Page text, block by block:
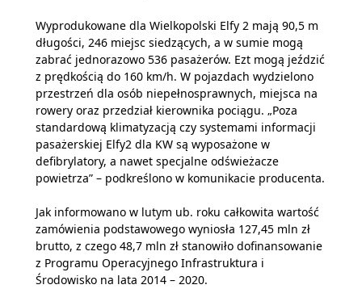
Wyprodukowane dla Wielkopolski Elfy 2 mają 90,5 m
długości, 246 miejsc siedzących, a w sumie mogą
zabrać jednorazowo 536 pasażerów. Ezt mogą jeździć
z prędkością do 160 km/h. W pojazdach wydzielono
przestrzeń dla osób niepełnosprawnych, miejsca na
rowery oraz przedział kierownika pociągu. „Poza
standardową klimatyzacją czy systemami informacji
pasażerskiej Elfy2 dla KW są wyposażone w
defibrylatory, a nawet specjalne odświeżacze
powietrza” – podkreślono w komunikacie producenta.
Jak informowano w lutym ub. roku całkowita wartość
zamówienia podstawowego wyniosła 127,45 mln zł
brutto, z czego 48,7 mln zł stanowiło dofinansowanie
z Programu Operacyjnego Infrastruktura i
Środowisko na lata 2014 – 2020.